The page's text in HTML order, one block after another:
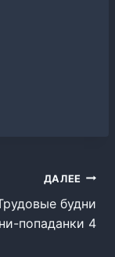
ДАЛЕЕ
будни
попаданки 4